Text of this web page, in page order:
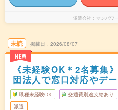
派遣会社 マンパワ
未読
NEW
掲載日 2026/08/07
《未経験OK＊2名募集
団法人で窓口対応やデ
職種未経験OK 交通費別途支給あり
派遣